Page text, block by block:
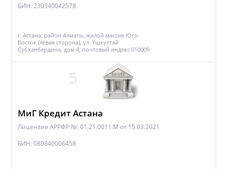
БИН: 230340042578
г. Астана, район Алматы, жилой массив Юго-
Восток (левая сторона), ул. Үшкүлтай
Субханбердина, дом 4, почтовый индекс 010009
5
МиГ Кредит Астана
Лицензия АРРФР №: 01.21.0011.М от 15.03.2021
БИН: 080840006458